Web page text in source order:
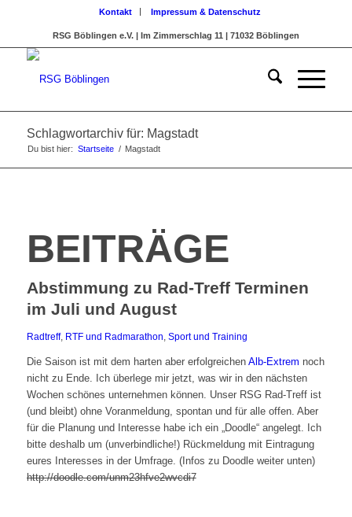
Kontakt Impressum & Datenschutz
RSG Böblingen e.V. | Im Zimmerschlag 11 | 71032 Böblingen
Schlagwortarchiv für: Magstadt
Du bist hier: Startseite / Magstadt
BEITRÄGE
Abstimmung zu Rad-Treff Terminen
im Juli und August
Radtreff, RTF und Radmarathon Sport und Training
Die Saison ist mit dem harten aber erfolgreichen Alb-Extrem noch
nicht zu Ende. Ich überlege mir jetzt, was wir in den nächsten
Wochen schönes unternehmen können. Unser RSG Rad-Treff ist
(und bleibt) ohne Voranmeldung, spontan und für alle offen. Aber
für die Planung und Interesse habe ich ein „Doodle“ angelegt. Ich
bitte deshalb um (unverbindliche!) Rückmeldung mit Eintragung
eures Interesses in der Umfrage. (Infos zu Doodle weiter unten)
http://doodle.com/unm23hfve2wvcdi7